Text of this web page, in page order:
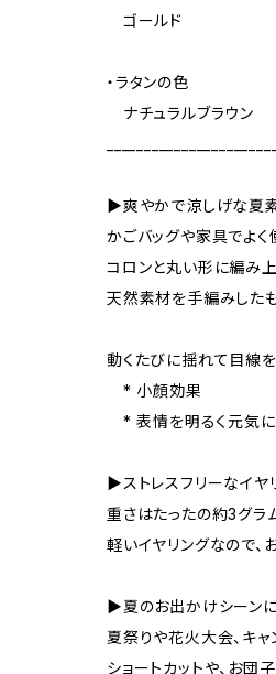
ゴールド
・ラタンの色
ナチュラルブラウン
▶爽やかで涼しげな夏素
かごバッグや家具でよく
コロンと丸い形に編み
天然素材を手編みした
動くたびに揺れて目線
* 小顔効果
* 表情を明るく元気
▶ストレスフリーなイヤ
重さはたったの約3グラム
軽いイヤリングなので、
▶夏のお出かけシーンに
夏祭りや花火大会、キ
ショートカットや、お